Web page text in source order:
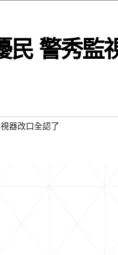
民 警秀監
器改口全認了